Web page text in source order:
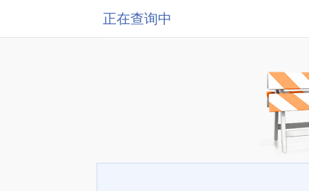
正在查询中